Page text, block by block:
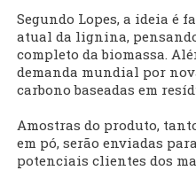
Segundo Lopes, a ideia é
atual da lignina,
completo da biomassa.
demanda mundial por
carbono baseadas em
Amostras do produto,
em pó, serão enviadas
potenciais clientes dos